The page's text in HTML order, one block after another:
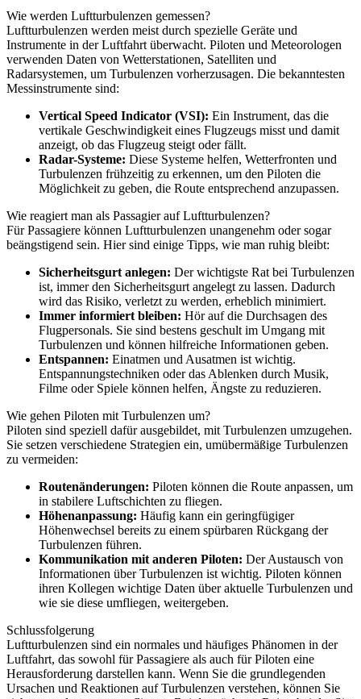
Wie werden Luftturbulenzen gemessen?
Luftturbulenzen werden meist durch spezielle Geräte und
Instrumente in der Luftfahrt überwacht. Piloten und Meteorologen
verwenden Daten von Wetterstationen, Satelliten und
Radarsystemen, um Turbulenzen vorherzusagen. Die bekanntesten
Messinstrumente sind:
Vertical Speed Indicator (VSI): Ein Instrument, das die
vertikale Geschwindigkeit eines Flugzeugs misst und damit
anzeigt, ob das Flugzeug steigt oder fällt.
Radar-Systeme: Diese Systeme helfen, Wetterfronten und
Turbulenzen frühzeitig zu erkennen, um den Piloten die
Möglichkeit zu geben, die Route entsprechend anzupassen.
Wie reagiert man als Passagier auf Luftturbulenzen?
Für Passagiere können Luftturbulenzen unangenehm oder sogar
beängstigend sein. Hier sind einige Tipps, wie man ruhig bleibt:
Sicherheitsgurt anlegen: Der wichtigste Rat bei Turbulenzen
ist, immer den Sicherheitsgurt angelegt zu lassen. Dadurch
wird das Risiko, verletzt zu werden, erheblich minimiert.
Immer informiert bleiben: Hör auf die Durchsagen des
Flugpersonals. Sie sind bestens geschult im Umgang mit
Turbulenzen und können hilfreiche Informationen geben.
Entspannen: Einatmen und Ausatmen ist wichtig.
Entspannungstechniken oder das Ablenken durch Musik,
Filme oder Spiele können helfen, Ängste zu reduzieren.
Wie gehen Piloten mit Turbulenzen um?
Piloten sind speziell dafür ausgebildet, mit Turbulenzen umzugehen.
Sie setzen verschiedene Strategien ein, umübermäßige Turbulenzen
zu vermeiden:
Routenänderungen: Piloten können die Route anpassen, um
in stabilere Luftschichten zu fliegen.
Höhenanpassung: Häufig kann ein geringfügiger
Höhenwechsel bereits zu einem spürbaren Rückgang der
Turbulenzen führen.
Kommunikation mit anderen Piloten: Der Austausch von
Informationen über Turbulenzen ist wichtig. Piloten können
ihren Kollegen wichtige Daten über aktuelle Turbulenzen und
wie sie diese umfliegen, weitergeben.
Schlussfolgerung
Luftturbulenzen sind ein normales und häufiges Phänomen in der
Luftfahrt, das sowohl für Passagiere als auch für Piloten eine
Herausforderung darstellen kann. Wenn Sie die grundlegenden
Ursachen und Reaktionen auf Turbulenzen verstehen, können Sie